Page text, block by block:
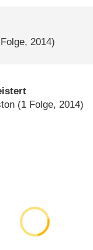
2014)
(1 Folge, 2014)